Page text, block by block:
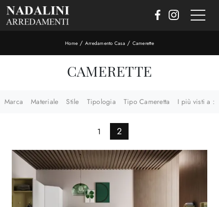
Home / Arredamento Casa / Camerette
CAMERETTE
Marca Materiale Stile Tipologia Tipo Cameretta I più visti a :
1 2